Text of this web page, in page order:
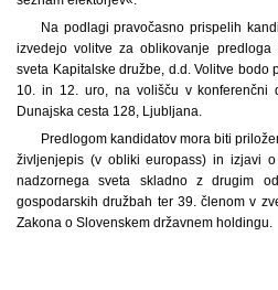
Na podlagi pravočasno prispelih
izvedejo volitve za oblikovanje
sveta Kapitalske družbe, d.d. Volitve bodo
10. in 12. uro, na volišču v konferenčni
Dunajska cesta 128, Ljubljana.
Predlogom kandidatov mora biti
življenjepis (v obliki europass) in izjavi
nadzornega sveta skladno z drugim
gospodarskih družbah ter 39. členom v
Zakona o Slovenskem državnem holdingu.